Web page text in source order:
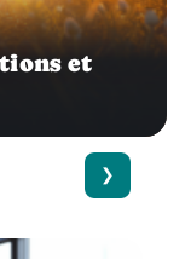
et